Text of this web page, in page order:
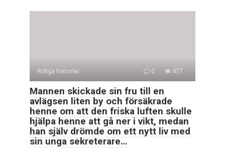
Roliga historier 0 477
Mannen skickade sin fru till en
avlägsen liten by och försäkrade
henne om att den friska luften skulle
hjälpa henne att gå ner i vikt, medan
han själv drömde om ett nytt liv med
sin unga sekreterare…